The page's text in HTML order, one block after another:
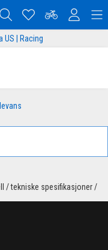
US | Racing
/ tekniske spesifikasjoner /